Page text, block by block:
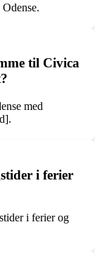
til Civica
med
i ferier
i ferier og